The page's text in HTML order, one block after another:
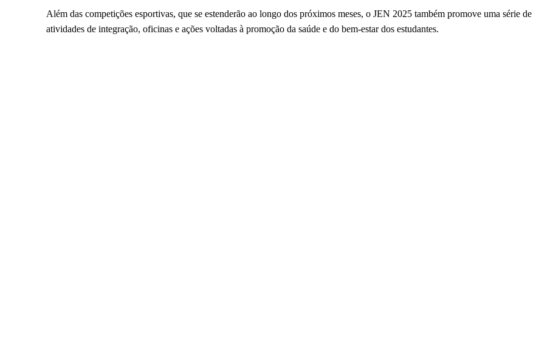
Além das competições esportivas, que se estenderão ao longo dos próximos meses, o JEN 2025 também promove uma série de
atividades de integração, oficinas e ações voltadas à promoção da saúde e do bem-estar dos estudantes.